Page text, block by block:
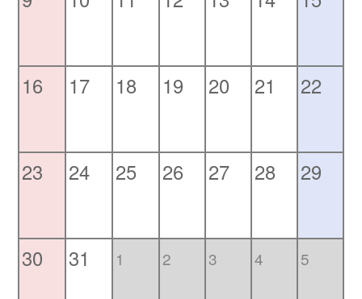
16 17 18 19 20 21 22
23 24 25 26 27 28 29
30 31 1 2 3 4 5